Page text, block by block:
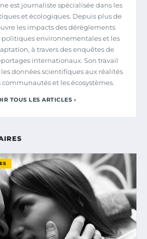
est journaliste spécialisée dans les
et écologiques. Depuis plus de
les impacts des dérèglements
environnementales et les
à travers des enquêtes de
internationaux. Son travail
les données scientifiques aux réalités
communautés et les écosystèmes.
TOUS LES ARTICLES ›